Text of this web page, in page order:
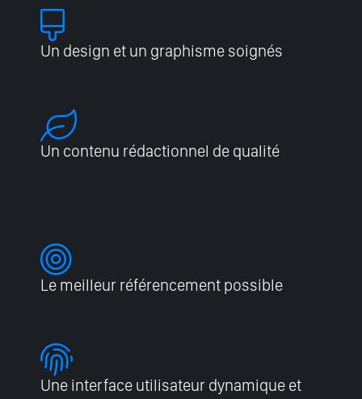
Un design et un graphisme soignés
Un contenu rédactionnel de qualité
Le meilleur référencement possible
Une interface utilisateur dynamique et